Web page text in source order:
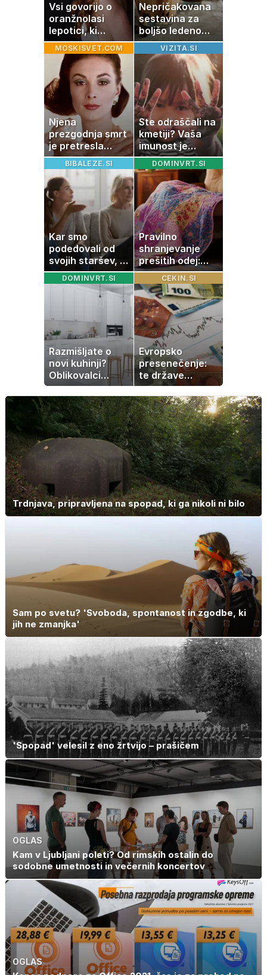
Vsi govorijo o
oranžnolasi
lepotici, ki
navdušuje s
skrivnostno
vlogo
Nepričakovana
sestavina za
boljšo ledeno
kavo, ki jo imate
zagotovo doma
MOSKISVET.COM
Njena
prezgodnja smrt
je pretresla
modni svet: za
slavo se je
skrivala
tragedija
VIZITA.SI
Ste odraščali na
kmetiji? Vaša
imunost je
verjetno
močnejša
BIBALEZE.SI
Kar smo
podedovali od
svojih staršev, ni
nujno naša
usoda
DOMINVRT.SI
Pravilno
shranjevanje
prešitih odej:
Kako ohraniti
družinsko
dediščino
DOMINVRT.SI
Razmišljate o
novi kuhinji?
Oblikovalci
opozarjajo, da te
barve izgubljajo
priljubljenost
CEKIN.SI
Evropsko
presenečenje:
te države
rastejo hitreje
od Nemčije,
nekatere celo
večkrat hitreje
Trdnjava, pripravljena na spopad, ki ga nikoli ni bilo
Sam po svetu? 'Svoboda, spontanost in zgodbe, ki
jih ne zmanjka'
'Spopad' velesil z eno žrtvijo – prašičem
OGLAS
Kam v Ljubljani poleti? Od rimskih ostalin do
sodobne umetnosti in večernih koncertov
OGLAS